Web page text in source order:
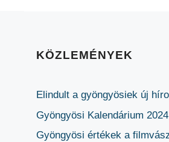
KÖZLEMÉNYEK
Elindult a gyöngyösiek új
Gyöngyösi Kalendárium 2024
Gyöngyösi értékek a